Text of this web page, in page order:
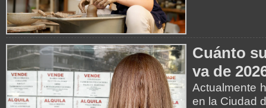
Cuánto
va de
Actualmente
en la Ciudad